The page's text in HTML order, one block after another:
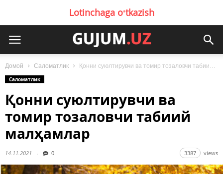
Lotinchaga oʻtkazish
Домой Саломатлик
Қонни суюлтирувчи ва томир тозаловчи табиий малҳамлар
Саломатлик
Қонни суюлтирувчи ва
томир тозаловчи табиий
малҳамлар
14.11.2021 0 3387 views